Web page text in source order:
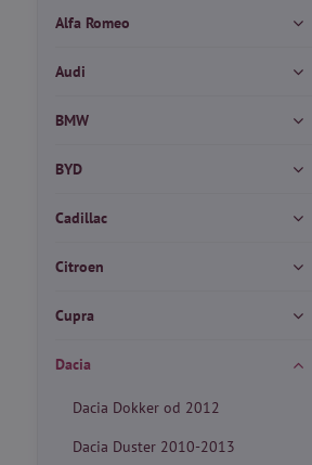
Alfa Romeo
Audi
BMW
BYD
Cadillac
Citroen
Cupra
Dacia
Dacia Dokker od 2012
Dacia Duster 2010-2013